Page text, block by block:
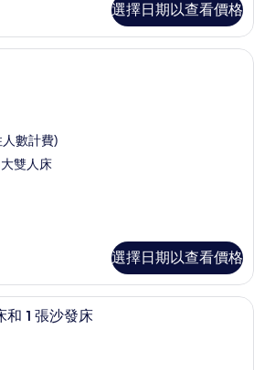
選擇日期以查看價格
總統頂樓客房 | 起居區 | 37-吋 LCD
數計費)
雙人床
選擇日期以查看價格
1 間臥室、高級寢具、舒適加層、客房
和 1 張沙發床